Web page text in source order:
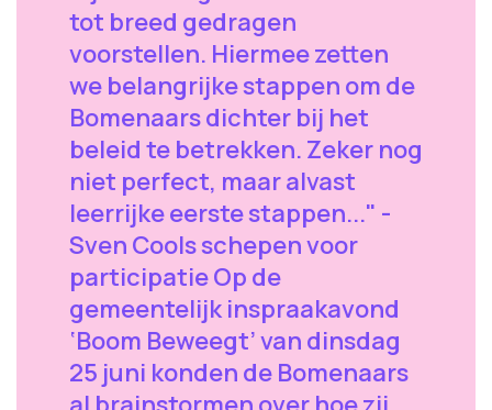
tot breed gedragen
voorstellen. Hiermee zetten
we belangrijke stappen om de
Bomenaars dichter bij het
beleid te betrekken. Zeker nog
niet perfect, maar alvast
leerrijke eerste stappen..." -
Sven Cools schepen voor
participatie Op de
gemeentelijk inspraakavond
‘Boom Beweegt’ van dinsdag
25 juni konden de Bomenaars